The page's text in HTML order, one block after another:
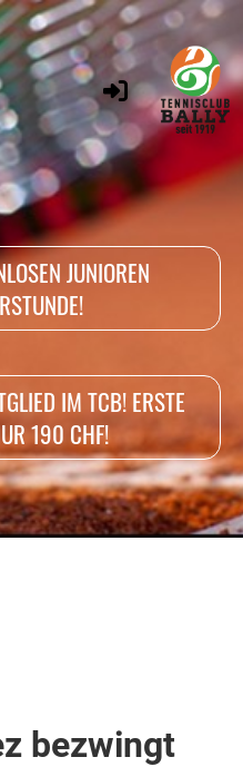
JUNIOREN
IM TCB! ERSTE
190 CHF!
bezwingt